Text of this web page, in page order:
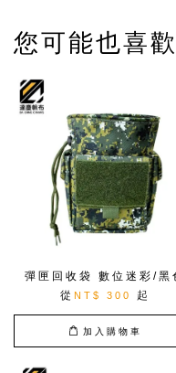
您可能也喜歡
彈匣回收袋 數位迷彩/黑
從NT$ 300 起
加入購物車